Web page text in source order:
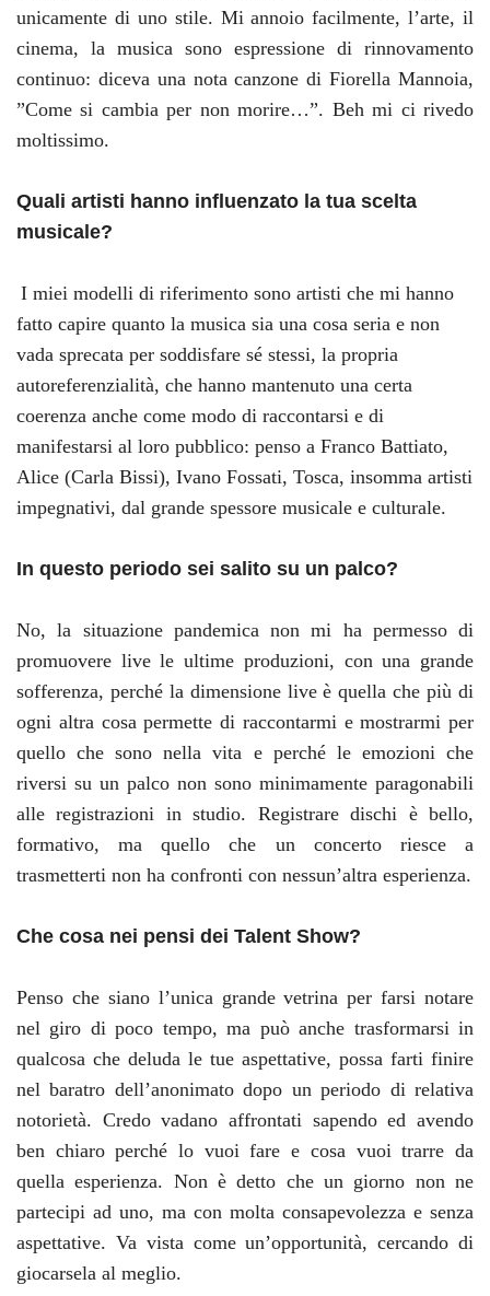
unicamente di uno stile. Mi annoio facilmente, l’arte, il
cinema, la musica sono espressione di rinnovamento
continuo: diceva una nota canzone di Fiorella Mannoia,
”Come si cambia per non morire…”. Beh mi ci rivedo
moltissimo.
Quali artisti hanno influenzato la tua scelta
musicale?
I miei modelli di riferimento sono artisti che mi hanno
fatto capire quanto la musica sia una cosa seria e non
vada sprecata per soddisfare sé stessi, la propria
autoreferenzialità, che hanno mantenuto una certa
coerenza anche come modo di raccontarsi e di
manifestarsi al loro pubblico: penso a Franco Battiato,
Alice (Carla Bissi), Ivano Fossati, Tosca, insomma artisti
impegnativi, dal grande spessore musicale e culturale.
In questo periodo sei salito su un palco?
No, la situazione pandemica non mi ha permesso di
promuovere live le ultime produzioni, con una grande
sofferenza, perché la dimensione live è quella che più di
ogni altra cosa permette di raccontarmi e mostrarmi per
quello che sono nella vita e perché le emozioni che
riversi su un palco non sono minimamente paragonabili
alle registrazioni in studio. Registrare dischi è bello,
formativo, ma quello che un concerto riesce a
trasmetterti non ha confronti con nessun’altra esperienza.
Che cosa nei pensi dei Talent Show?
Penso che siano l’unica grande vetrina per farsi notare
nel giro di poco tempo, ma può anche trasformarsi in
qualcosa che deluda le tue aspettative, possa farti finire
nel baratro dell’anonimato dopo un periodo di relativa
notorietà. Credo vadano affrontati sapendo ed avendo
ben chiaro perché lo vuoi fare e cosa vuoi trarre da
quella esperienza. Non è detto che un giorno non ne
partecipi ad uno, ma con molta consapevolezza e senza
aspettative. Va vista come un’opportunità, cercando di
giocarsela al meglio.